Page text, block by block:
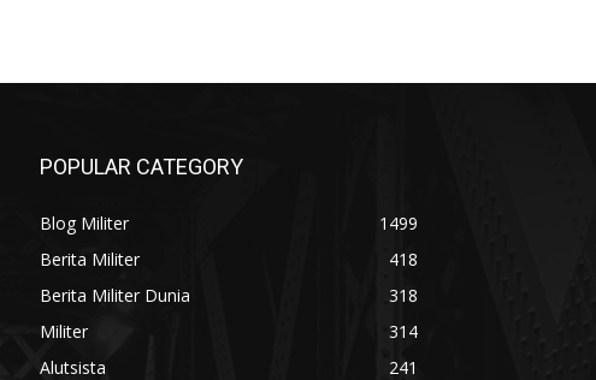
POPULAR CATEGORY
Blog Militer
1499
Berita Militer
418
Berita Militer Dunia
318
Militer
314
Alutsista
241